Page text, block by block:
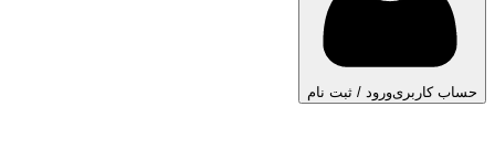
حساب کاربریورود / ثبت نام